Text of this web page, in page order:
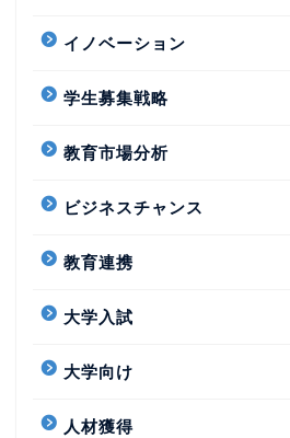
イノベーション
学生募集戦略
教育市場分析
ビジネスチャンス
教育連携
大学入試
大学向け
人材獲得